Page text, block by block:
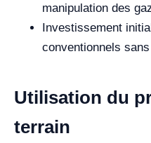
manipulation des
Investissement
conventionnels
Utilisation du
terrain